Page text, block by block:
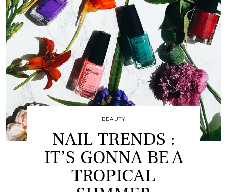
BEAUTY
NAIL TRENDS :
IT’S GONNA BE A
TROPICAL